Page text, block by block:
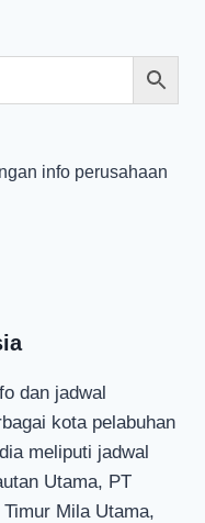
info perusahaan
dan jadwal
kota pelabuhan
meliputi jadwal
Utama, PT
Mila Utama,